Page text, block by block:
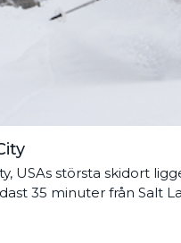
USAs största skidort
35 minuter från Salt